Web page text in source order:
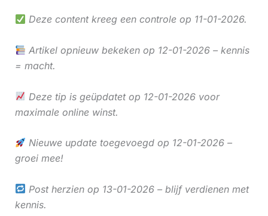
Deze content kreeg een controle op 11-01-2026.
Artikel opnieuw bekeken op 12-01-2026 – kennis
= macht.
Deze tip is geüpdatet op 12-01-2026 voor
maximale online winst.
Nieuwe update toegevoegd op 12-01-2026 –
groei mee!
Post herzien op 13-01-2026 – blijf verdienen met
kennis.